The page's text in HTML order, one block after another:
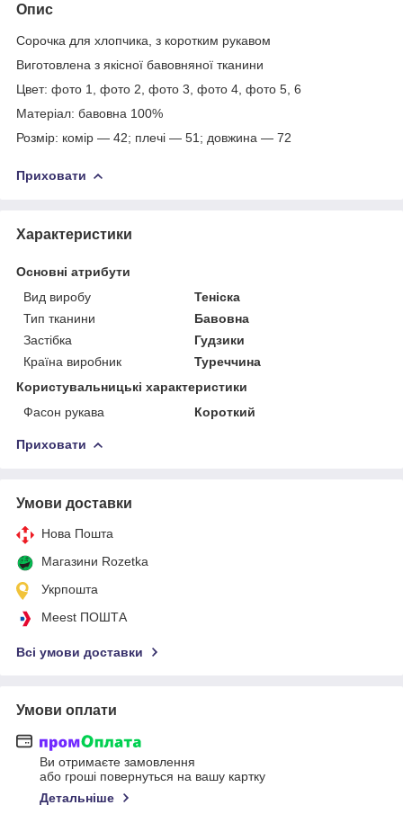
Опис
Сорочка для хлопчика, з коротким рукавом
Виготовлена з якісної бавовняної тканини
Цвет: фото 1, фото 2, фото 3, фото 4, фото 5, 6
Матеріал: бавовна 100%
Розмір: комір — 42; плечі — 51; довжина — 72
Приховати
Характеристики
Основні атрибути
Вид виробу
Теніска
Тип тканини
Бавовна
Застібка
Гудзики
Країна виробник
Туреччина
Користувальницькі характеристики
Фасон рукава
Короткий
Приховати
Умови доставки
Нова Пошта
Магазини Rozetka
Укрпошта
Meest ПОШТА
Всі умови доставки
Умови оплати
Ви отримаєте замовлення
або гроші повернуться на вашу картку
Детальніше